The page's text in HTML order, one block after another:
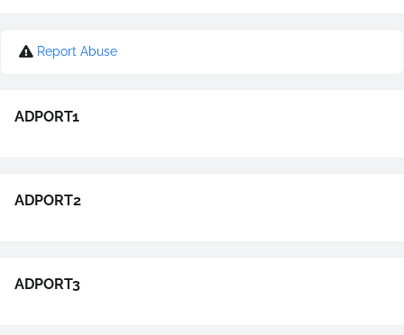
Report Abuse
ADPORT1
ADPORT2
ADPORT3